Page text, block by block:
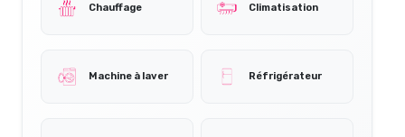
Chauffage Climatisation
Machine à laver Réfrigérateur